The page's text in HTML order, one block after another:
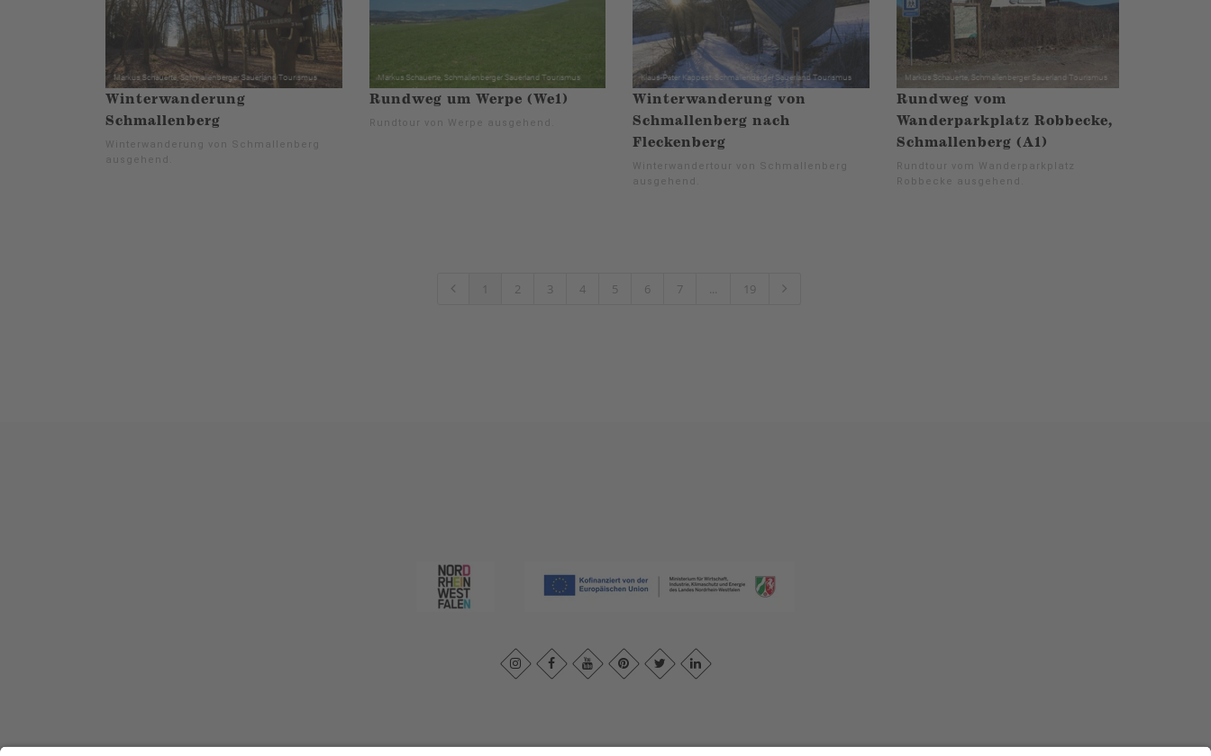
Winterwanderung
Schmallenberg
Winterwanderung von Schmallenberg
ausgehend.
Rundweg um Werpe (We1)
Rundtour von Werpe ausgehend.
Winterwanderung von
Schmallenberg nach
Fleckenberg
Winterwandertour von Schmallenberg
ausgehend.
Rundweg vom
Wanderparkplatz Robbecke,
Schmallenberg (A1)
Rundtour vom Wanderparkplatz
Robbecke ausgehend.
1 2 3 4 5 6 7 ... 19